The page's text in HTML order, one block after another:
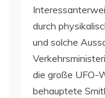
durch
und solche
die große UFO-
behauptete